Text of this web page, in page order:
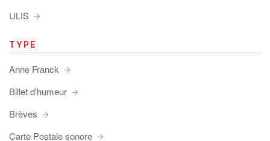
ULIS
TYPE
Anne Franck
Billet d'humeur
Brèves
Carte Postale sonore